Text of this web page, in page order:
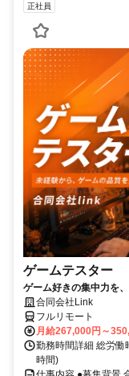
正社員
ゲームテスター
ゲーム好きの集中力を、
合同会社Link
フルリモート
月給267,000円～
勤務時間詳細 総労
時間)